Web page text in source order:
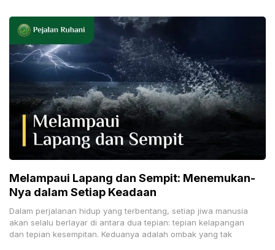
Melampaui Lapang dan Sempit: Menemukan-
Nya dalam Setiap Keadaan
Dalam perjalanan hidup yang terbentang, setiap jiwa manusia
akan selalu berlayar di antara dua tepian: tepian kelapangan
dan tepian kesempitan. Keduanya adalah ombak yang tak